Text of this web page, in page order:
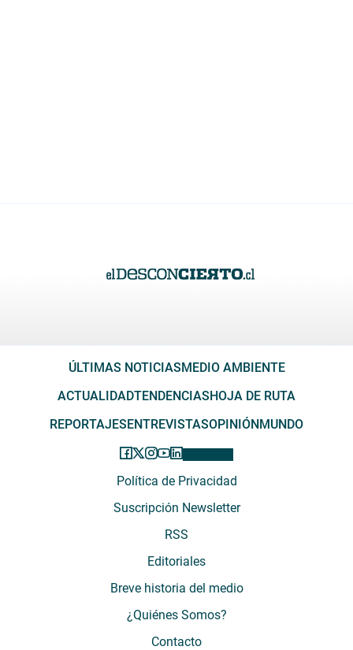
ÚLTIMAS NOTICIASMEDIO AMBIENTE
ACTUALIDADTENDENCIASHOJA DE RUTA
REPORTAJESENTREVISTASOPINIÓNMUNDO
Política de Privacidad
Suscripción Newsletter
RSS
Editoriales
Breve historia del medio
¿Quiénes Somos?
Contacto